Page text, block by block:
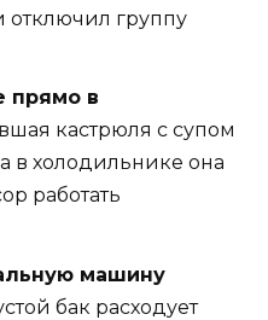
группу
прямо в
кастрюля с супом
в холодильнике она
работать
машину
бак расходует